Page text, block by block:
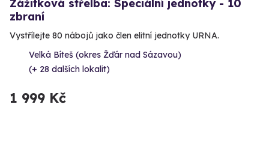
Zážitková střelba: Speciální jednotky - 10
zbraní
Vystřílejte 80 nábojů jako člen elitní jednotky URNA.
Velká Bíteš (okres Žďár nad Sázavou)
(+ 28 dalších lokalit)
1 999 Kč